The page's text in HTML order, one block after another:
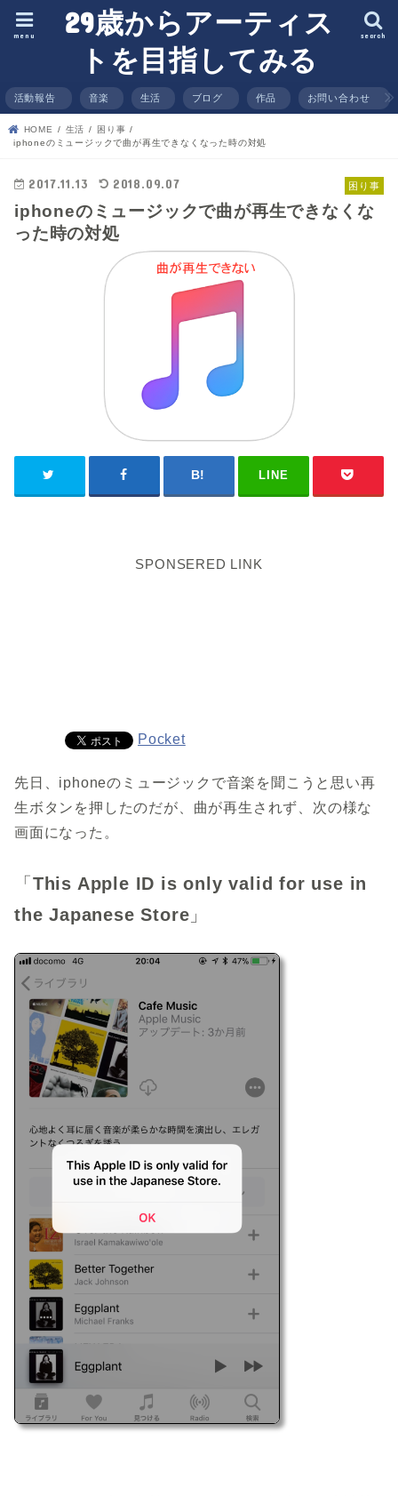
29歳からアーティス
トを目指してみる
search
menu
活動報告 音楽 生活 ブログ 作品 お問い合わせ
HOME 生活
困り事
iphoneのミュージックで曲が再生できなくなった時の対処
困り事
2017.11.13 2018.09.07
iphoneのミュージックで曲が再生できなくな
った時の対処
LINE
SPONSERED LINK
Pocket
先日、iphoneのミュージックで音楽を聞こうと思い再
生ボタンを押したのだが、曲が再生されず、次の様な
画面になった。
「This Apple ID is only valid for use in
the Japanese Store 」